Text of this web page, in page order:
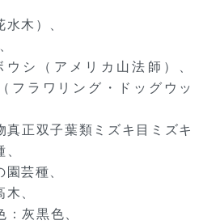
木）、
シ（アメリカ山法師）、
ラワリング・ドッグウッ
正双子葉類ミズキ目ミズキ
芸種、
、
灰黒色、